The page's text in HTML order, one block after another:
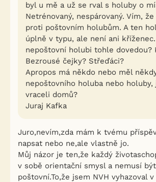
byl u mě a už se rval s holuby o
Netrénovaný, nespárovaný. Vím,
proti poštovním holubům. A ten
úplně v typu, ale není ani
nepoštovní holubi tohle dovedou?
Bezrousé čejky? Střeďáci?
Apropos má někdo nebo měl
nepoštovního holuba nebo holuby,
vraceli domů?
Juraj Kafka
Juro,nevím,zda mám k tvému
napsat nebo ne,ale vlastně jo.
Můj názor je ten,že každý
v sobě orientační smysl a nemusí
poštovní.To,že jsem NVH vyhazoval